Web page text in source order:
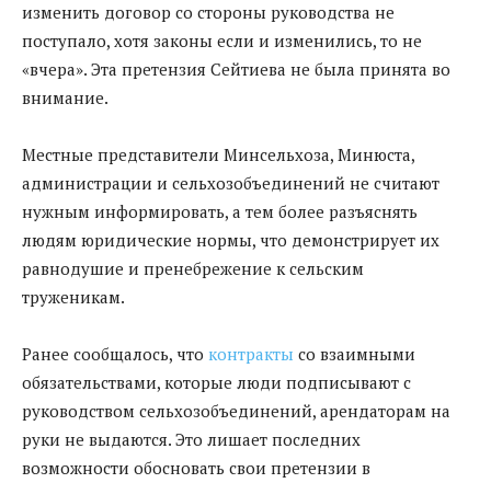
изменить договор со стороны руководства не
поступало, хотя законы если и изменились, то не
«вчера». Эта претензия Сейтиева не была принята во
внимание.
Местные представители Минсельхоза, Минюста,
администрации и сельхозобъединений не считают
нужным информировать, а тем более разъяснять
людям юридические нормы, что демонстрирует их
равнодушие и пренебрежение к сельским
труженикам.
Ранее сообщалось, что контракты со взаимными
обязательствами, которые люди подписывают с
руководством сельхозобъединений, арендаторам на
руки не выдаются. Это лишает последних
возможности обосновать свои претензии в